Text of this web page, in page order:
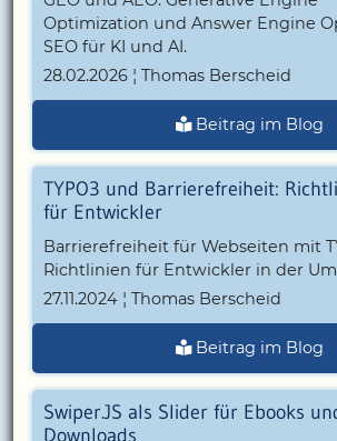
Optimization und Answer Engine
SEO für KI und AI.
28.02.2026 ¦ Thomas Berscheid
Beitrag im Blog
TYPO3 und Barrierefreiheit:
für Entwickler
Barrierefreiheit für Webseiten mit
Richtlinien für Entwickler in der
27.11.2024 ¦ Thomas Berscheid
Beitrag im Blog
Swiper.JS als Slider für Ebooks
Downloads